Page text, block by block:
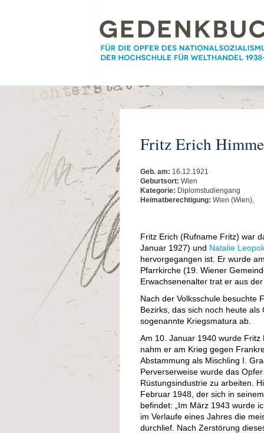
Fritz Erich
Geb. am: 16.12.1921
Geburtsort: Wien
Kategorie: Diplomstudiengang
Heimatberechtigung: Wien (Wien),
Fritz Erich (Rufname Fritz) war
Januar 1927) und Natalie
hervorgegangen ist. Er wurde
Pfarrkirche (19. Wiener
Erwachsenenalter trat er aus
Nach der Volksschule besuchte
Bezirks, das sich noch heute
sogenannte Kriegsmatura ab.
Am 10. Januar 1940 wurde Fritz
nahm er am Krieg gegen
Abstammung als Mischling I.
Perverserweise wurde das
Rüstungsindustrie zu arbeiten.
Februar 1948, der sich in
befindet: „Im März 1943 wurde
im Verlaufe eines Jahres die
durchlief. Nach Zerstörung